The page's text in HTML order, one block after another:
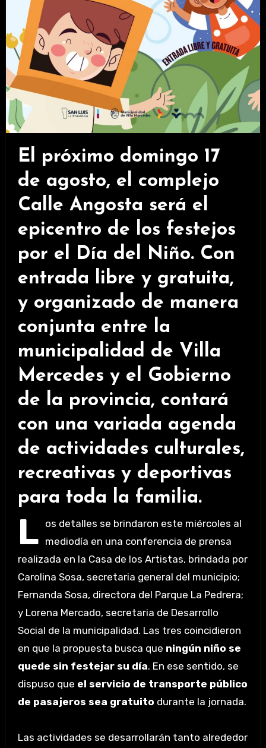
El próximo domingo 17
de agosto, el complejo
Calle Angosta será el
epicentro de los festejos
por el Día del Niño. Con
entrada libre y gratuita,
y organizado de manera
conjunta entre la
municipalidad de Villa
Mercedes y el Gobierno
de la provincia, contará
con una variada agenda
de actividades culturales,
recreativas y deportivas
para toda la familia.
L os detalles se brindaron este miércoles al
mediodía en una conferencia de prensa
realizada en la Casa de los Artistas, brindada por
Carolina Sosa, secretaria general del municipio;
Fernanda Sosa, directora del Parque La Pedrera;
y Lorena Mercado, secretaria de Desarrollo
Social de la municipalidad. Las tres coincidieron
en que la propuesta busca que ningún niño se
quede sin festejar su día. En ese sentido, se
dispuso que el servicio de transporte público
de pasajeros sea gratuito durante la jornada.
Las actividades se desarrollarán tanto alrededor